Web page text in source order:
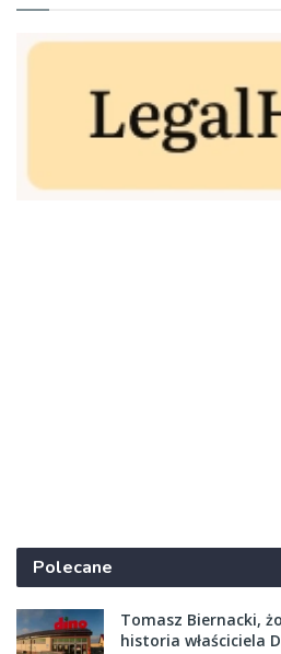
Polecane
Tomasz Biernacki,
historia właściciela